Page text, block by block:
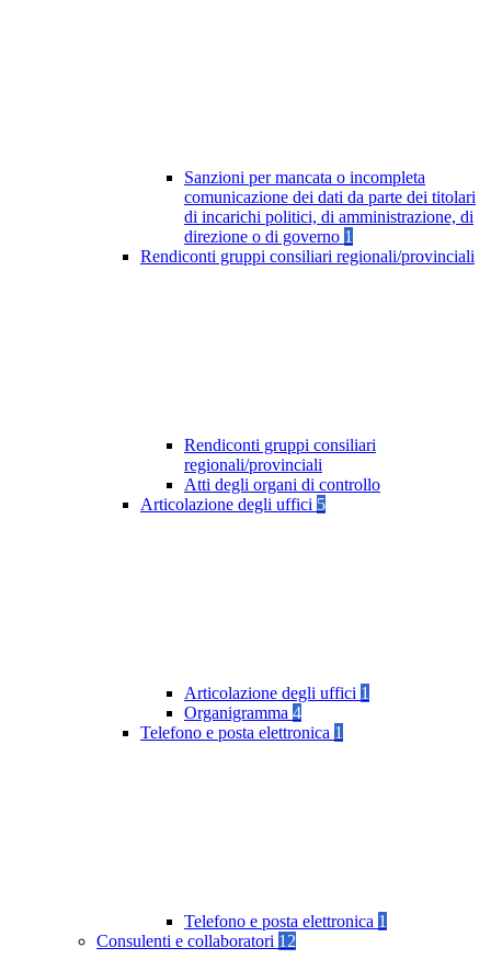
Sanzioni per mancata o incompleta
comunicazione dei dati da parte dei titolari
di incarichi politici, di amministrazione, di
direzione o di governo 1
Rendiconti gruppi consiliari regionali/provinciali
Rendiconti gruppi consiliari
regionali/provinciali
Atti degli organi di controllo
Articolazione degli uffici 5
Articolazione degli uffici 1
Organigramma 4
Telefono e posta elettronica 1
Telefono e posta elettronica 1
Consulenti e collaboratori 12